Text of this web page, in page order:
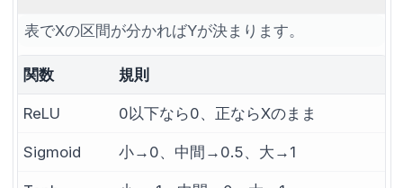
表でXの区間が分かればYが決まります。
関数 規則
ReLU 0以下なら0、正ならXのまま
Sigmoid 小→0、中間→0.5、大→1